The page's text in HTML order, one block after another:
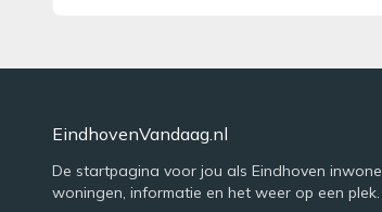
EindhovenVandaag.nl
De startpagina voor jou als Eindhoven
woningen, informatie en het weer op een plek.